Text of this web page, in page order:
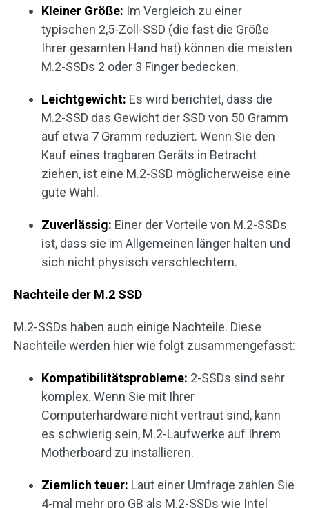
Kleiner Größe: Im Vergleich zu einer
typischen 2,5-Zoll-SSD (die fast die Größe
Ihrer gesamten Hand hat) können die meisten
M.2-SSDs 2 oder 3 Finger bedecken.
Leichtgewicht: Es wird berichtet, dass die
M.2-SSD das Gewicht der SSD von 50 Gramm
auf etwa 7 Gramm reduziert. Wenn Sie den
Kauf eines tragbaren Geräts in Betracht
ziehen, ist eine M.2-SSD möglicherweise eine
gute Wahl.
Zuverlässig: Einer der Vorteile von M.2-SSDs
ist, dass sie im Allgemeinen länger halten und
sich nicht physisch verschlechtern.
Nachteile der M.2 SSD
M.2-SSDs haben auch einige Nachteile. Diese
Nachteile werden hier wie folgt zusammengefasst:
Kompatibilitätsprobleme: 2-SSDs sind sehr
komplex. Wenn Sie mit Ihrer
Computerhardware nicht vertraut sind, kann
es schwierig sein, M.2-Laufwerke auf Ihrem
Motherboard zu installieren.
Ziemlich teuer: Laut einer Umfrage zahlen Sie
4-mal mehr pro GB als M.2-SSDs wie Intel